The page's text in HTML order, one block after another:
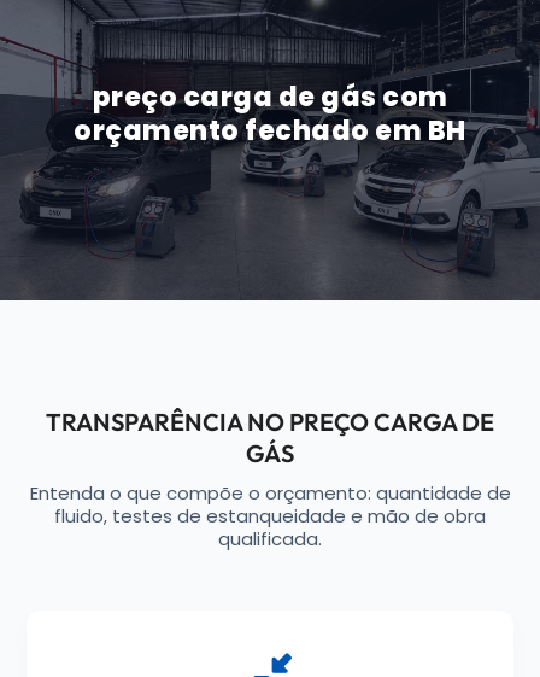
preço carga de gás com
orçamento fechado em BH
TRANSPARÊNCIA NO PREÇO CARGA DE
GÁS
Entenda o que compõe o orçamento: quantidade de
fluido, testes de estanqueidade e mão de obra
qualificada.